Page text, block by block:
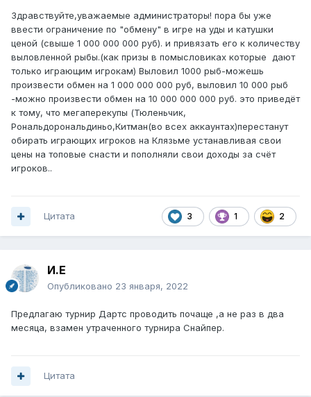
Здравствуйте,уважаемые администраторы! пора бы уже
ввести ограничение по "обмену" в игре на уды и катушки
ценой (свыше 1 000 000 000 руб). и привязать его к количеству
выловленной рыбы.(как призы в помысловиках которые дают
только играющим игрокам) Выловил 1000 рыб-можешь
произвести обмен на 1 000 000 000 руб, выловил 10 000 рыб
-можно произвести обмен на 10 000 000 000 руб. это приведёт
к тому, что мегаперекупы (Тюленьчик,
Рональдорональдиньо,Китман(во всех аккаунтах)перестанут
обирать играющих игроков на Клязьме устанавливая свои
цены на топовые снасти и пополняли свои доходы за счёт
игроков..
3 1 2
Цитата
И.Е
Опубликовано 23 января, 2022
Предлагаю турнир Дартс проводить почаще ,а не раз в два
месяца, взамен утраченного турнира Снайпер.
Цитата